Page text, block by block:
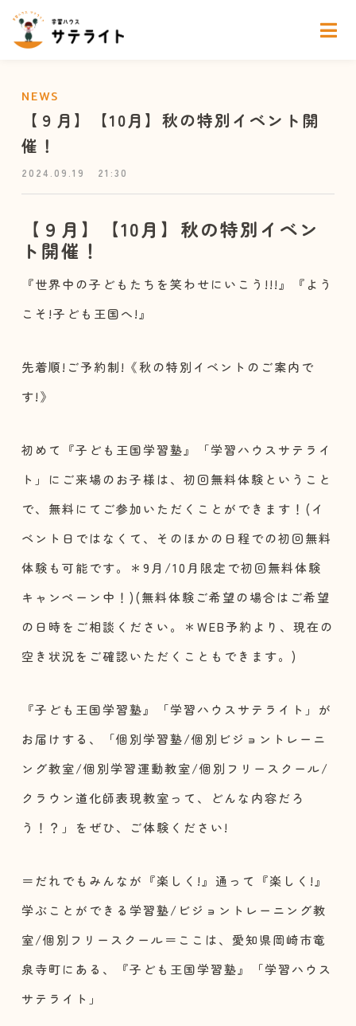
NEWS
【９月】【10月】秋の特別イベント開
催！
2024.09.19 21:30
【９月】【10月】秋の特別イベン
ト開催！
『世界中の子どもたちを笑わせにいこう!!!』『よう
こそ!子ども王国へ!』
先着順!ご予約制!《秋の特別イベントのご案内で
す!》
初めて『子ども王国学習塾』「学習ハウスサテライ
ト」にご来場のお子様は、初回無料体験ということ
で、無料にてご参加いただくことができます！(イ
ベント日ではなくて、そのほかの日程での初回無料
体験も可能です。＊9月/10月限定で初回無料体験
キャンペーン中！)(無料体験ご希望の場合はご希望
の日時をご相談ください。＊WEB予約より、現在の
空き状況をご確認いただくこともできます。)
『子ども王国学習塾』「学習ハウスサテライト」が
お届けする、「個別学習塾/個別ビジョントレーニ
ング教室/個別学習運動教室/個別フリースクール/
クラウン道化師表現教室って、どんな内容だろ
う！？」をぜひ、ご体験ください!
＝だれでもみんなが『楽しく!』通って『楽しく!』
学ぶことができる学習塾/ビジョントレーニング教
室/個別フリースクール＝ここは、愛知県岡崎市竜
泉寺町にある、『子ども王国学習塾』「学習ハウス
サテライト」